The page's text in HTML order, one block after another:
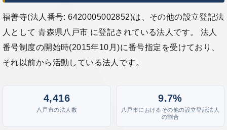
福善寺(法人番号: 6420005002852)は、その他の設立登記法
人として 青森県八戸市 に登記されている法人です。 法人
番号制度の開始時(2015年10月)に番号指定を受けており、
それ以前から活動している法人です。
4,416
八戸市の法人数
9.7%
八戸市におけるその他の設立登記法人
の割合